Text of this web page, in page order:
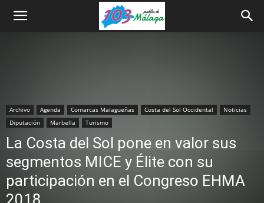
Archivo Agenda Comarcas Malagueñas Costa del Sol Occidental
Noticias
Diputación
Marbella Turismo
La Costa del Sol pone en valor sus
segmentos MICE y Élite con su
participación en el Congreso EHMA
2018